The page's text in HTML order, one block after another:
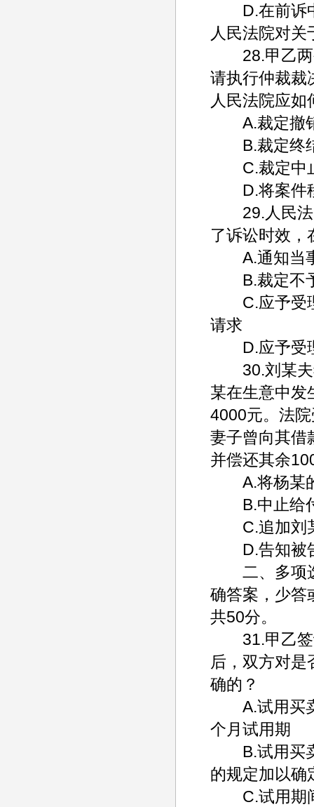
D.在前诉中
人民法院对
28.甲乙两
请执行仲裁裁
人民法院应如
A.裁定撤
B.裁定终
C.裁定中
D.将案件移
29.人民法
了诉讼时效，
A.通知当事
B.裁定不
C.应予受理
请求
D.应予受理
30.刘某夫
某在生意中发
4000元。法
妻子曾向其借
并偿还其余
A.将杨某的
B.中止给
C.追加刘
D.告知被
二、多项选
确答案，少
共50分。
31.甲乙签
后，双方对是
确的？
A.试用买卖
个月试用期
B.试用买卖
的规定加以确
C.试用期间